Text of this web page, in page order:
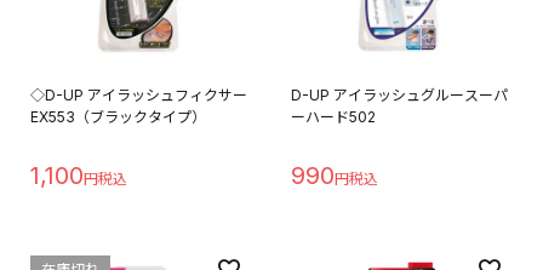
◇D-UP アイラッシュフィクサー
EX553（ブラックタイプ）
1,100
D-UP アイラッシュグルースーパ
ーハード502
990